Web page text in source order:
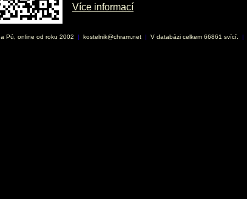
Více informací
a Pú, online od roku 2002 | kostelnik@chram.net | V databázi celkem 66861 svící. |